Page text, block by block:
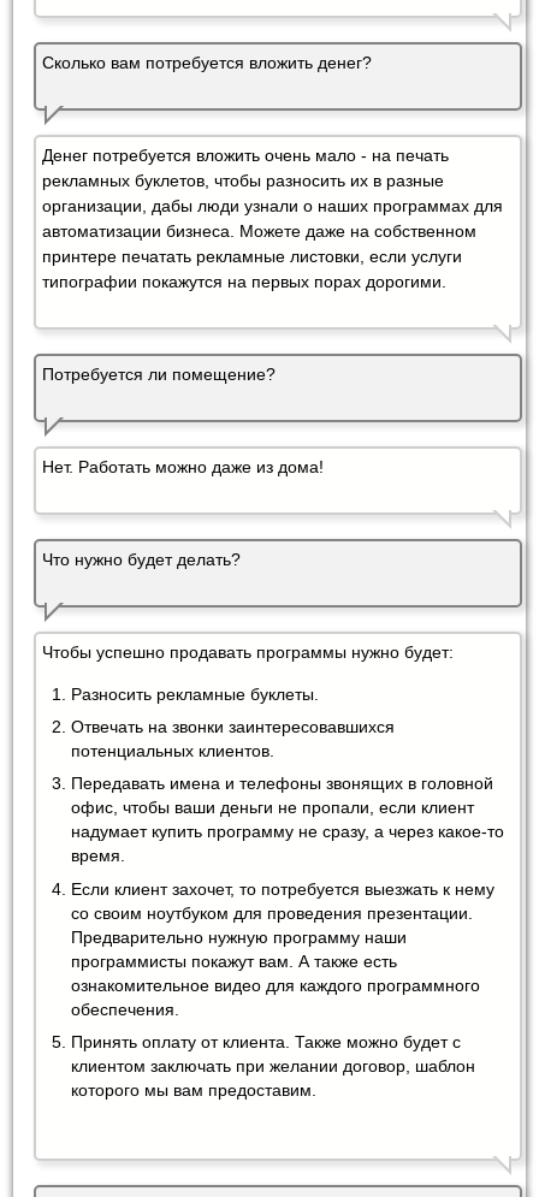
Сколько вам потребуется вложить денег?
Денег потребуется вложить очень мало - на печать
рекламных буклетов, чтобы разносить их в разные
организации, дабы люди узнали о наших программах для
автоматизации бизнеса. Можете даже на собственном
принтере печатать рекламные листовки, если услуги
типографии покажутся на первых порах дорогими.
Потребуется ли помещение?
Нет. Работать можно даже из дома!
Что нужно будет делать?
Чтобы успешно продавать программы нужно будет:
Разносить рекламные буклеты.
Отвечать на звонки заинтересовавшихся
потенциальных клиентов.
Передавать имена и телефоны звонящих в головной
офис, чтобы ваши деньги не пропали, если клиент
надумает купить программу не сразу, а через какое-то
время.
Если клиент захочет, то потребуется выезжать к нему
со своим ноутбуком для проведения презентации.
Предварительно нужную программу наши
программисты покажут вам. А также есть
ознакомительное видео для каждого программного
обеспечения.
Принять оплату от клиента. Также можно будет с
клиентом заключать при желании договор, шаблон
которого мы вам предоставим.